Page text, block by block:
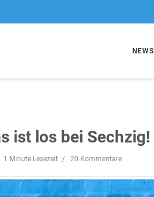
NEWS
ist los bei Sechzig!
1 Minute Lesezeit 20 Kommentare